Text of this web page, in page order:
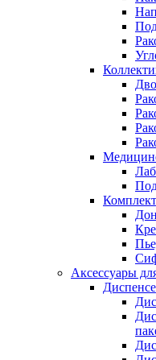
Аксессуары